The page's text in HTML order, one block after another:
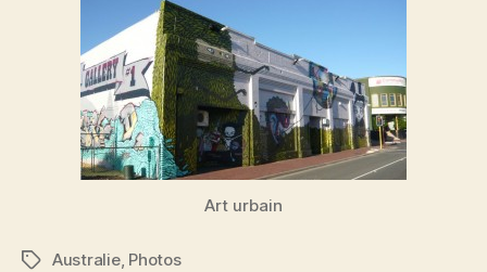
Art urbain
Étiquettes
Australie, Photos